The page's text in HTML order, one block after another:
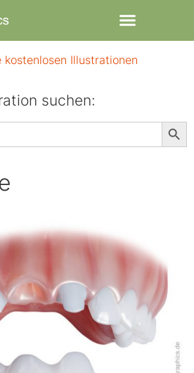
Illustrationen
suchen:​